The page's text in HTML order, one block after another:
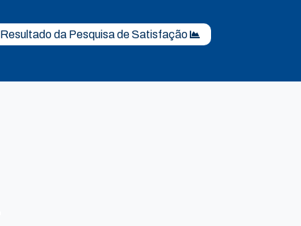
Resultado da Pesquisa de Satisfação